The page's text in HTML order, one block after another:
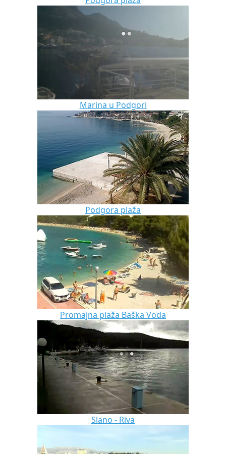
Marina u Podgori
Podgora plaža
Promajna plaža Baška Voda
Slano - Riva